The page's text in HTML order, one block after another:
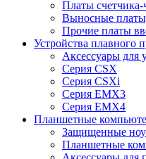
Платы счетчика-
Выносные
Прочие платы
Устройства плавного
Аксессуары для
Серия CSX
Серия CSXi
Серия EMX3
Серия EMX4
Планшетные
Защищенные
Планшетные